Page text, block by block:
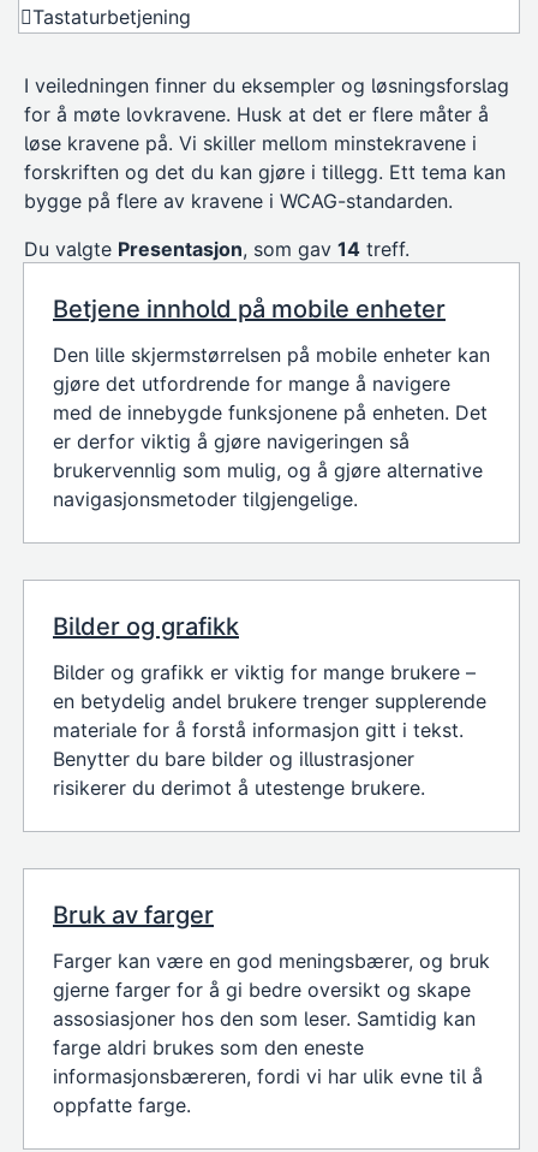
Tastaturbetjening
I veiledningen finner du eksempler og løsningsforslag
for å møte lovkravene. Husk at det er flere måter å
løse kravene på. Vi skiller mellom minstekravene i
forskriften og det du kan gjøre i tillegg. Ett tema kan
bygge på flere av kravene i WCAG-standarden.
Du valgte Presentasjon, som gav 14 treff.
Betjene innhold på mobile enheter
Den lille skjermstørrelsen på mobile enheter kan
gjøre det utfordrende for mange å navigere
med de innebygde funksjonene på enheten. Det
er derfor viktig å gjøre navigeringen så
brukervennlig som mulig, og å gjøre alternative
navigasjonsmetoder tilgjengelige.
Bilder og grafikk
Bilder og grafikk er viktig for mange brukere –
en betydelig andel brukere trenger supplerende
materiale for å forstå informasjon gitt i tekst.
Benytter du bare bilder og illustrasjoner
risikerer du derimot å utestenge brukere.
Bruk av farger
Farger kan være en god meningsbærer, og bruk
gjerne farger for å gi bedre oversikt og skape
assosiasjoner hos den som leser. Samtidig kan
farge aldri brukes som den eneste
informasjonsbæreren, fordi vi har ulik evne til å
oppfatte farge.